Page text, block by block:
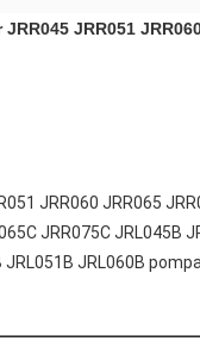
JRR051
JRR060 JRR065
JRR075C JRL045B
JRL060B